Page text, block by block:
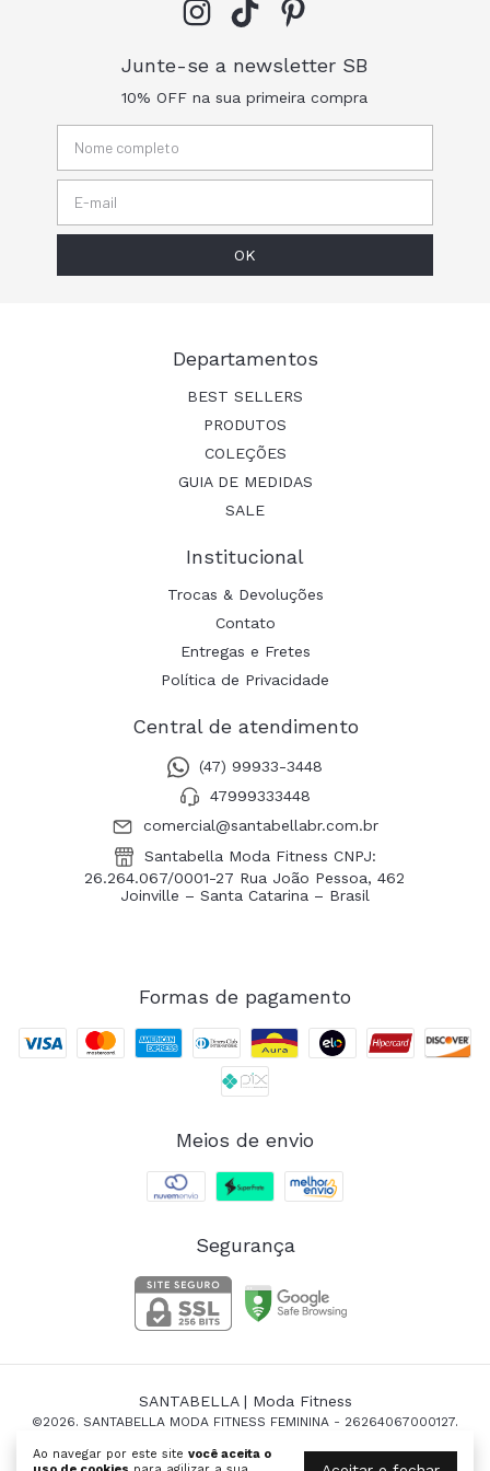
Ao navegar por este site você aceita o
Junte-se a newsletter SB
10% OFF na sua primeira compra
Departamentos
BEST SELLERS
PRODUTOS
COLEÇÕES
GUIA DE MEDIDAS
SALE
Institucional
Trocas & Devoluções
Contato
Entregas e Fretes
Política de Privacidade
Central de atendimento
(47) 99933-3448
47999333448
comercial@santabellabr.com.br
Santabella Moda Fitness CNPJ:
26.264.067/0001-27 Rua João Pessoa, 462
Joinville – Santa Catarina – Brasil
Formas de pagamento
Meios de envio
Segurança
SANTABELLA | Moda Fitness
©2026. SANTABELLA MODA FITNESS FEMININA - 26264067000127.